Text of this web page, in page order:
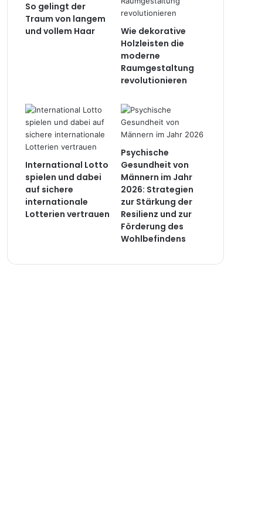
So gelingt der
Traum von langem
und vollem Haar
Wie dekorative
Holzleisten die
moderne
Raumgestaltung
revolutionieren
International Lotto
spielen und dabei
auf sichere
internationale
Lotterien vertrauen
Psychische
Gesundheit von
Männern im Jahr
2026: Strategien
zur Stärkung der
Resilienz und zur
Förderung des
Wohlbefindens